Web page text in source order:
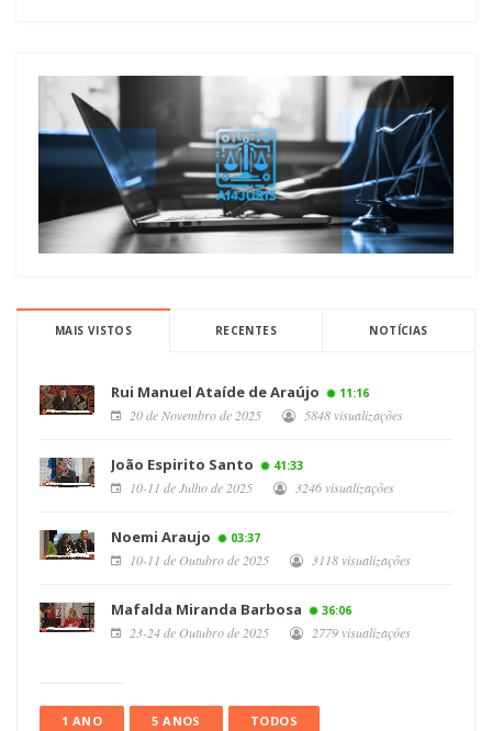
MAIS VISTOS RECENTES NOTÍCIAS
Rui Manuel Ataíde de Araújo 11:16
20 de Novembro de 2025 5848 visualizações
João Espirito Santo 41:33
10-11 de Julho de 2025 3246 visualizações
Noemi Araujo 03:37
10-11 de Outubro de 2025 3118 visualizações
Mafalda Miranda Barbosa 36:06
23-24 de Outubro de 2025 2779 visualizações
1 ANO 5 ANOS TODOS